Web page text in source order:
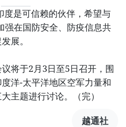
度是可信赖的伙伴，希望与
强在国防安全、防疫信息共
展。
将于2月3日至5日召开，围
洋-太平洋地区空军力量和
主题进行讨论。（完）
越通社